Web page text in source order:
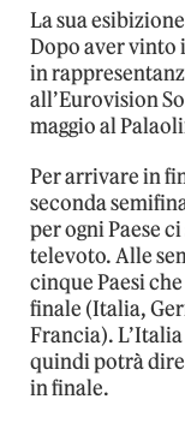
La sua
Dopo aver vinto
in
all’Eurovision
maggio al
Per arrivare in
seconda
per ogni Paese
televoto. Alle
cinque Paesi
finale (Italia,
Francia).
quindi potrà dire
in finale.